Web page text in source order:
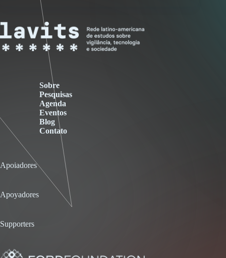
Sobre
Pesquisas
Agenda
Eventos
Blog
Contato
Apoiadores
Apoyadores
Supporters